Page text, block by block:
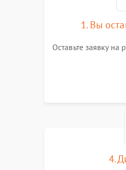
1. Вы
Оставьте заявку на
4.